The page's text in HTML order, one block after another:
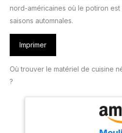
nord-américaines où le potiron
saisons automnales.
Imprimer
Où trouver le matériel de cuisine
?